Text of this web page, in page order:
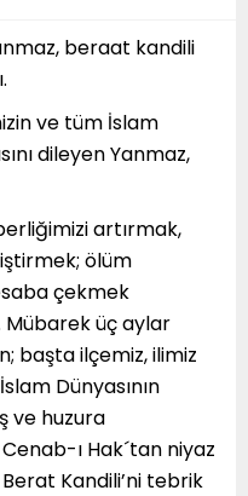
beraat kandili
ve tüm İslam
dileyen Yanmaz,
artırmak,
ölüm
çekmek
Mübarek üç aylar
başta ilçemiz, ilimiz
Dünyasının
ve huzura
ı Hak´tan niyaz
Kandili’ni tebrik